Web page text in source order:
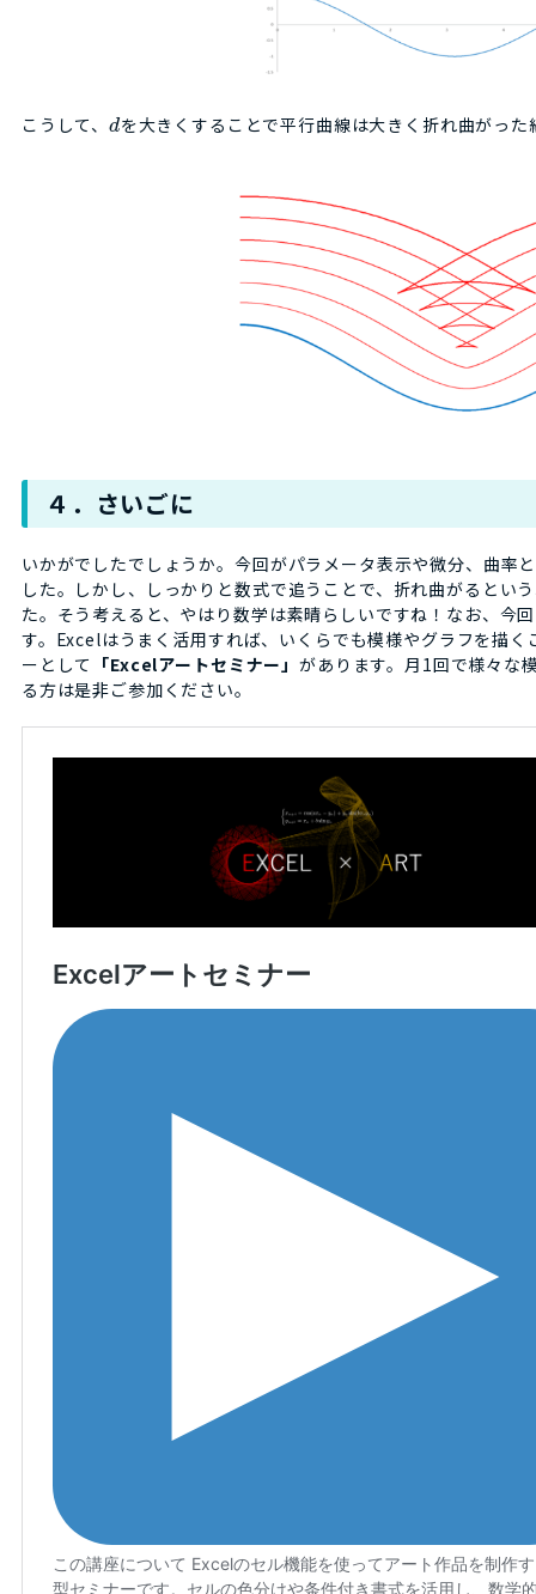
こうして、dを大きくすることで平行曲線は大きく折れ曲がっ
４．さいごに
いかがでしたでしょうか。今回がパラメータ表示や微分、曲率
した。しかし、しっかりと数式で追うことで、折れ曲がるとい
た。そう考えると、やはり数学は素晴らしいですね！なお、今
す。Excelはうまく活用すれば、いくらでも模様やグラフを描
ーとして 「Excelアートセミナー」があります。月1回で様々な
る方は是非ご参加ください。